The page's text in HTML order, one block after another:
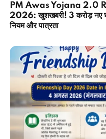
PM Awas Yojana 2.0
2026: खुशखबरी! 3 करोड़ नए
नियम और पात्रता